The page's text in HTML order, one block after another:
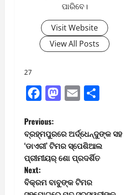
ପାରିବେ।
Visit Website
View All Posts
27
Facebook
Mastodon
Email
P
o
s
t
Previous:
ବ୍ରହ୍ମପୁରରେ ଅର୍ଦ୍ଧେନ୍ଦୁଙ୍କ ସହ
‘ଡାଏରୀ’ ଟିମର ସ୍ପେଶିଆଲ
ପ୍ରୀମୀୟର୍ ଶୋ ପ୍ରଦର୍ଶିତ
Next:
ବିକ୍ରମ ବାବୁଙ୍କ ଟିମର